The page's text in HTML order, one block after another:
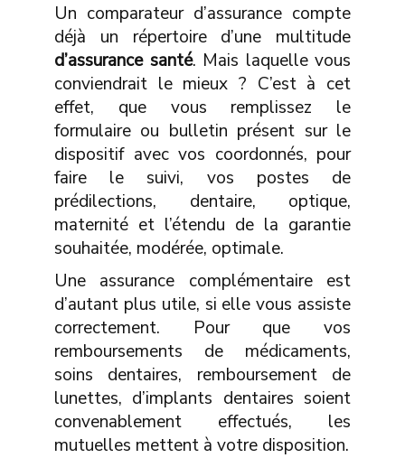
Un comparateur d’assurance compte
déjà un répertoire d’une multitude
d’assurance santé. Mais laquelle vous
conviendrait le mieux ? C’est à cet
effet, que vous remplissez le
formulaire ou bulletin présent sur le
dispositif avec vos coordonnés, pour
faire le suivi, vos postes de
prédilections, dentaire, optique,
maternité et l’étendu de la garantie
souhaitée, modérée, optimale.
Une assurance complémentaire est
d’autant plus utile, si elle vous assiste
correctement. Pour que vos
remboursements de médicaments,
soins dentaires, remboursement de
lunettes, d’implants dentaires soient
convenablement effectués, les
mutuelles mettent à votre disposition.